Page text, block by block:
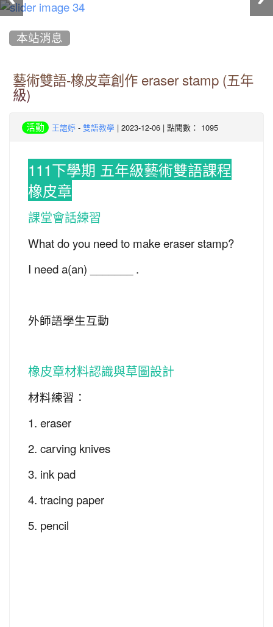
本站消息
藝術雙語-橡皮章創作 eraser stamp (五年
級)
活動 王誼婷 - 雙語教學 | 2023-12-06 | 點閱數： 1095
111下學期 五年級藝術雙語課程
橡皮章
課堂會話練習
What do you need to make eraser stamp?
I need a(an) _______ .
外師語學生互動
橡皮章材料認識與草圖設計
材料練習：
1. eraser
2. carving knives
3. ink pad
4. tracing paper
5. pencil